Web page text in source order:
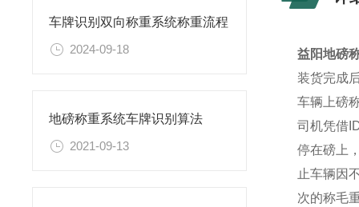
车牌识别双向称重系统称重流程
2024-09-18
地磅称重系统车牌识别算法
2021-09-13
益阳地磅
装货完成
车辆上磅
司机凭借
停在磅上
止车辆因
次的称毛